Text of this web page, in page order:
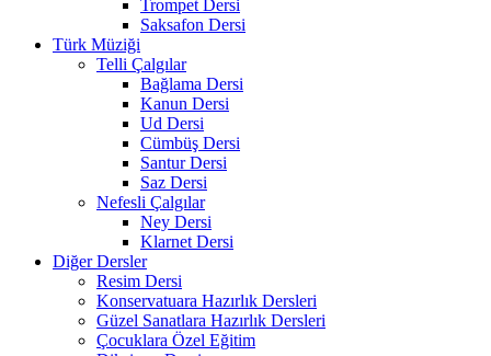
Trompet Dersi
Saksafon Dersi
Türk Müziği
Telli Çalgılar
Bağlama Dersi
Kanun Dersi
Ud Dersi
Cümbüş Dersi
Santur Dersi
Saz Dersi
Nefesli Çalgılar
Ney Dersi
Klarnet Dersi
Diğer Dersler
Resim Dersi
Konservatuara Hazırlık Dersleri
Güzel Sanatlara Hazırlık Dersleri
Çocuklara Özel Eğitim